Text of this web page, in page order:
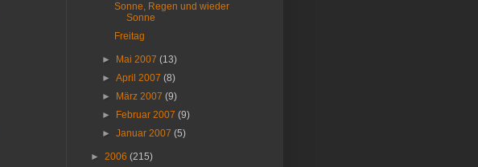
Sonne, Regen und wieder
Sonne
Freitag
► Mai 2007(13)
►April 2007(8)
►
März 2007(9)
►
Februar 2007(9)
►Januar 2007(5)
► 2006 (215)